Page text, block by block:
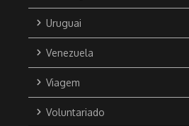
Uruguai
Venezuela
Viagem
Voluntariado